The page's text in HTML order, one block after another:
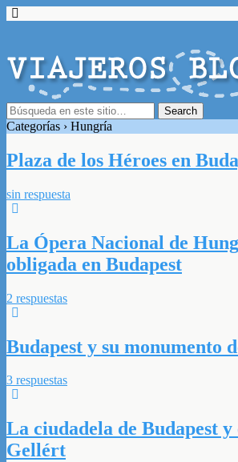
Categorías › Hungría
Plaza de los Héroes en
sin respuesta
La Ópera Nacional de
obligada en Budapest
2 respuestas
Budapest y su monumento
3 respuestas
La ciudadela de Budapest y
Gellért